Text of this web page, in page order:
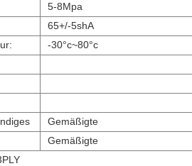
5-8Mpa
65+/-5shA
-30°c~80°c
Gemäßigte
Gemäßigte